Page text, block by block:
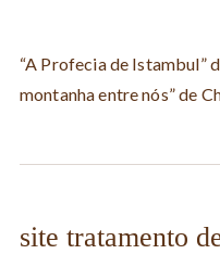
“A Profecia de Istambul”
montanha entre nós” de
site tratamento